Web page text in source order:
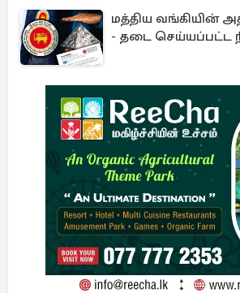
மத்திய வங்கியின்
- தடை செய்யப்பட்ட